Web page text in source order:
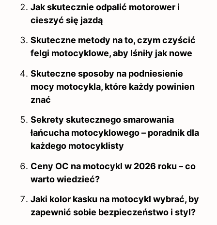
Jak skutecznie odpalić motorower i
cieszyć się jazdą
Skuteczne metody na to, czym czyścić
felgi motocyklowe, aby lśniły jak nowe
Skuteczne sposoby na podniesienie
mocy motocykla, które każdy powinien
znać
Sekrety skutecznego smarowania
łańcucha motocyklowego – poradnik dla
każdego motocyklisty
Ceny OC na motocykl w 2026 roku – co
warto wiedzieć?
Jaki kolor kasku na motocykl wybrać, by
zapewnić sobie bezpieczeństwo i styl?